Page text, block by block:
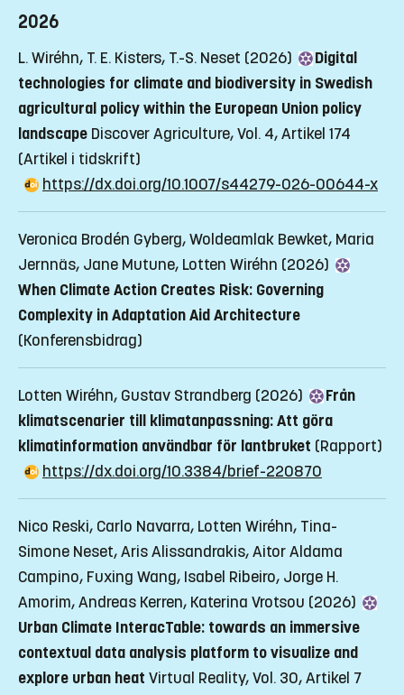
2026
L. Wiréhn, T. E. Kisters, T.-S. Neset (2026)
Digital
technologies for climate and biodiversity in Swedish
agricultural policy within the European Union policy
landscape Discover Agriculture, Vol. 4, Artikel 174
(Artikel i tidskrift)
https://dx.doi.org/10.1007/s44279-026-00644-x
Veronica Brodén Gyberg, Woldeamlak Bewket, Maria
Jernnäs, Jane Mutune, Lotten Wiréhn (2026)
When Climate Action Creates Risk: Governing
Complexity in Adaptation Aid Architecture
(Konferensbidrag)
Lotten Wiréhn, Gustav Strandberg (2026)
Från
klimatscenarier till klimatanpassning: Att göra
klimatinformation användbar för lantbruket (Rapport)
https://dx.doi.org/10.3384/brief-220870
Nico Reski, Carlo Navarra, Lotten Wiréhn, Tina-
Simone Neset, Aris Alissandrakis, Aitor Aldama
Campino, Fuxing Wang, Isabel Ribeiro, Jorge H.
Amorim, Andreas Kerren, Katerina Vrotsou (2026)
Urban Climate InteracTable: towards an immersive
contextual data analysis platform to visualize and
explore urban heat Virtual Reality, Vol. 30, Artikel 7